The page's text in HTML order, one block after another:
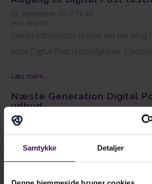
Samtykke Detaljer
21. december 2017 11:49
Jens Bruntt
Samlet information til dem der har brug
teste Digital Post i testmiljøerne.
Læs mere...
Næste Generation Digital
udbud
6. december 2017 11:06